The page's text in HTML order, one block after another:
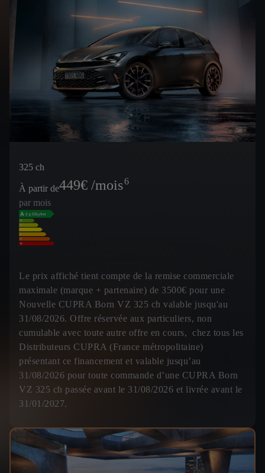
325 ch
À partir de449€ /mois6
par mois
Le prix affiché tient compte de la remise commerciale
maximale (marque + partenaire) de 3500€ pour une
Nouvelle CUPRA Born VZ 325 ch valable jusqu'au
31/08/2026. Offre réservée aux particuliers, non
cumulable avec toute autre offre en cours, chez tous les
Distributeurs CUPRA (France métropolitaine)
présentant ce financement et valable jusqu’au
31/08/2026 pour toute commande d’une CUPRA Born
VZ 325 ch passée avant le 31/08/2026 et livrée avant le
31/01/2027.